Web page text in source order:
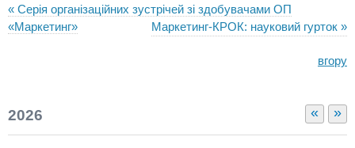
« Серія організаційних зустрічей зі здобувачами ОП
«Маркетинг»
Маркетинг-КРОК: науковий гурток »
вгору
« »
2026